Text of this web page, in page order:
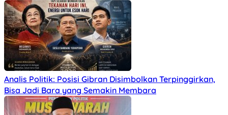
Analis Politik: Posisi Gibran Disimbolkan Terpinggirkan,
Bisa Jadi Bara yang Semakin Membara